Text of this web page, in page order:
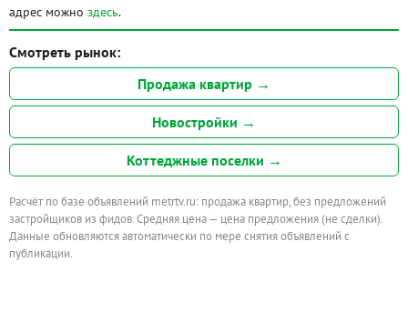
адрес можно здесь.
Смотреть рынок:
Продажа квартир →
Новостройки →
Коттеджные поселки →
Расчёт по базе объявлений metrtv.ru: продажа квартир, без предложений
застройщиков из фидов. Средняя цена — цена предложения (не сделки).
Данные обновляются автоматически по мере снятия объявлений с
публикации.